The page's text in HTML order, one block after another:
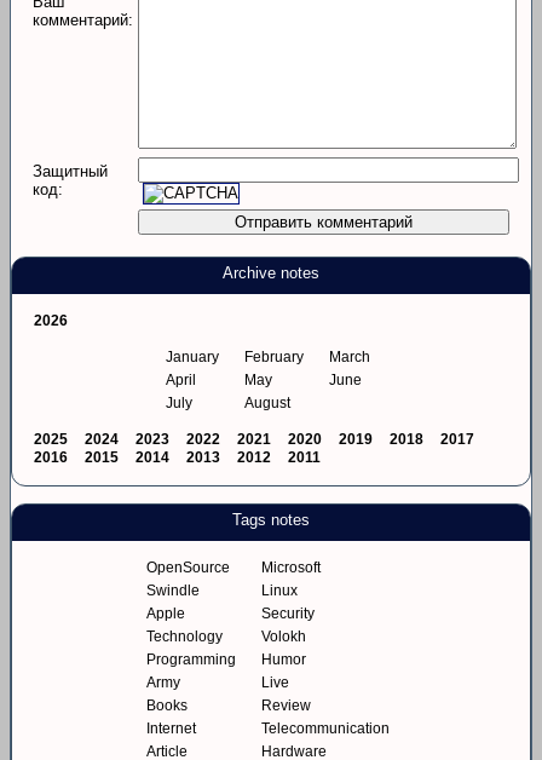
комментарий:
Защитный
код:
Archive notes
2026
January February
March
April
May
June
July
August
2025 2024 2023 2022 2021 2020 2019 2018
2017
2016
2015 2014 2013 2012 2011
Tags notes
OpenSource
Microsoft
Swindle
Linux
Apple
Security
Technology
Volokh
Programming
Humor
Army
Live
Books
Review
Internet
Telecommunication
Article
Hardware